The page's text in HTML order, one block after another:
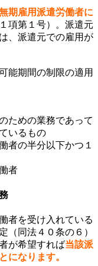
期雇用派遣労働者に
項第１号）。派遣元
、派遣元での雇用が
能期間の制限の適用
ための業務であって
いるもの
者の半分以下かつ１
者
者を受け入れている
（同法４０条の６）
が希望すれば当該派
になります。